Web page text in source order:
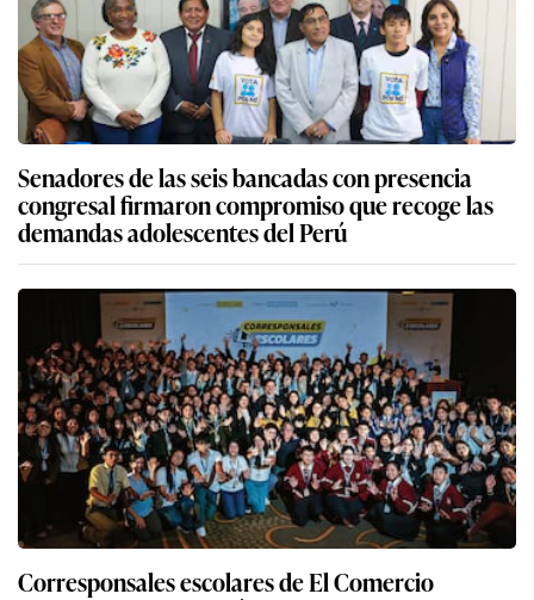
Senadores de las seis bancadas con presencia
congresal firmaron compromiso que recoge las
demandas adolescentes del Perú
Corresponsales escolares de El Comercio